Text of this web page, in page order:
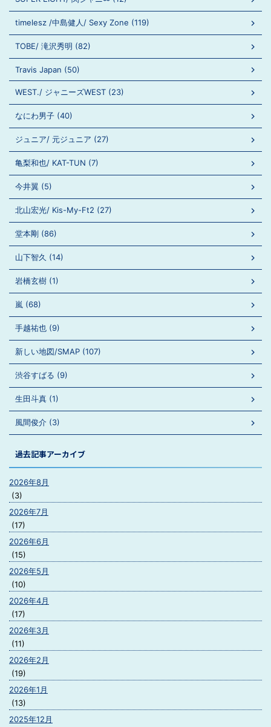
timelesz /中島健人/ Sexy Zone (119)
TOBE/ 滝沢秀明 (82)
Travis Japan (50)
WEST./ ジャニーズWEST (23)
なにわ男子 (40)
ジュニア/ 元ジュニア (27)
亀梨和也/ KAT-TUN (7)
今井翼 (5)
北山宏光/ Kis-My-Ft2 (27)
堂本剛 (86)
山下智久 (14)
岩橋玄樹 (1)
嵐 (68)
手越祐也 (9)
新しい地図/SMAP (107)
渋谷すばる (9)
生田斗真 (1)
風間俊介 (3)
過去記事アーカイブ
2026年8月
(3)
2026年7月
(17)
2026年6月
(15)
2026年5月
(10)
2026年4月
(17)
2026年3月
(11)
2026年2月
(19)
2026年1月
(13)
2025年12月